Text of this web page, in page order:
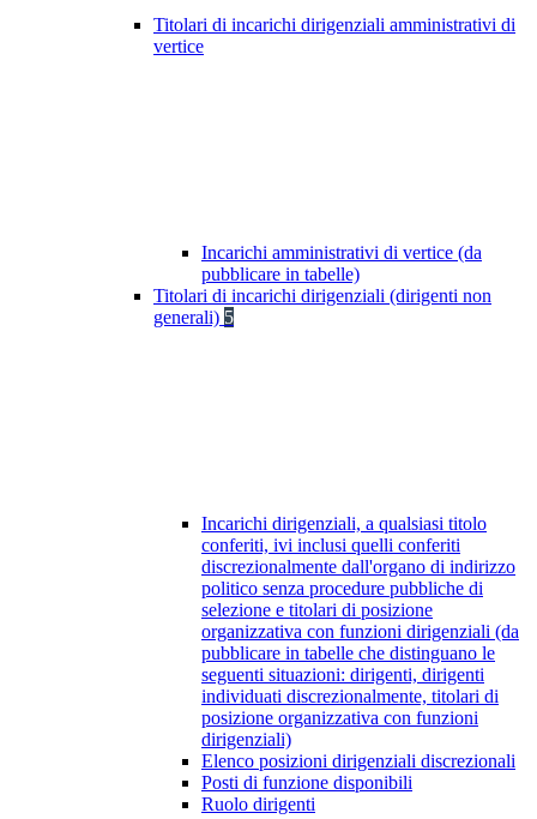
Titolari di incarichi dirigenziali amministrativi di
vertice
Incarichi amministrativi di vertice (da
pubblicare in tabelle)
Titolari di incarichi dirigenziali (dirigenti non
generali) 5
Incarichi dirigenziali, a qualsiasi titolo
conferiti, ivi inclusi quelli conferiti
discrezionalmente dall'organo di indirizzo
politico senza procedure pubbliche di
selezione e titolari di posizione
organizzativa con funzioni dirigenziali (da
pubblicare in tabelle che distinguano le
seguenti situazioni: dirigenti, dirigenti
individuati discrezionalmente, titolari di
posizione organizzativa con funzioni
dirigenziali)
Elenco posizioni dirigenziali discrezionali
Posti di funzione disponibili
Ruolo dirigenti